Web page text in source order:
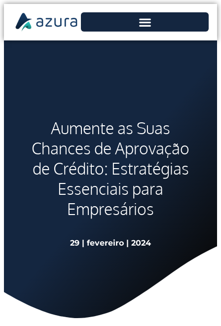
Aumente as Suas
Chances de Aprovação
de Crédito: Estratégias
Essenciais para
Empresários
29 | fevereiro | 2024